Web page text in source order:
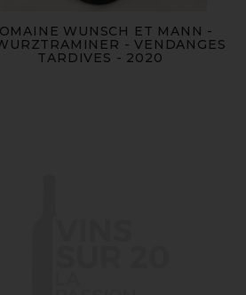
WUNSCH ET MANN -
- VENDANGES
TARDIVES - 2020